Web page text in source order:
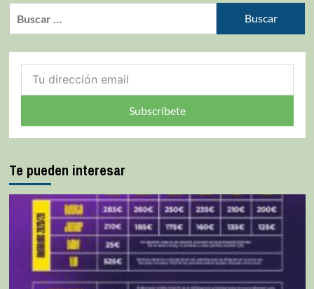
Subscríbete
Te pueden interesar